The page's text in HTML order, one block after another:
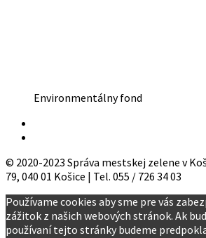
Environmentálny fond
© 2020-2023 Správa mestskej zelene v
79, 040 01 Košice | Tel. 055 / 726 34 03
Používame cookies aby sme pre vás
zážitok z našich webových stránok. Ak
používaní tejto stránky budeme